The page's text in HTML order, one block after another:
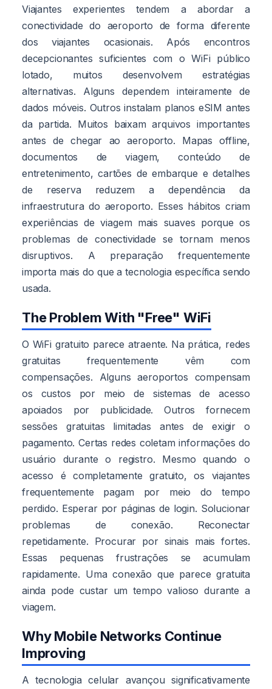
Viajantes experientes tendem a abordar a
conectividade do aeroporto de forma diferente
dos viajantes ocasionais. Após encontros
decepcionantes suficientes com o WiFi público
lotado, muitos desenvolvem estratégias
alternativas. Alguns dependem inteiramente de
dados móveis. Outros instalam planos eSIM antes
da partida. Muitos baixam arquivos importantes
antes de chegar ao aeroporto. Mapas offline,
documentos de viagem, conteúdo de
entretenimento, cartões de embarque e detalhes
de reserva reduzem a dependência da
infraestrutura do aeroporto. Esses hábitos criam
experiências de viagem mais suaves porque os
problemas de conectividade se tornam menos
disruptivos. A preparação frequentemente
importa mais do que a tecnologia específica sendo
usada.
The Problem With "Free" WiFi
O WiFi gratuito parece atraente. Na prática, redes
gratuitas frequentemente vêm com
compensações. Alguns aeroportos compensam
os custos por meio de sistemas de acesso
apoiados por publicidade. Outros fornecem
sessões gratuitas limitadas antes de exigir o
pagamento. Certas redes coletam informações do
usuário durante o registro. Mesmo quando o
acesso é completamente gratuito, os viajantes
frequentemente pagam por meio do tempo
perdido. Esperar por páginas de login. Solucionar
problemas de conexão. Reconectar
repetidamente. Procurar por sinais mais fortes.
Essas pequenas frustrações se acumulam
rapidamente. Uma conexão que parece gratuita
ainda pode custar um tempo valioso durante a
viagem.
Why Mobile Networks Continue
Improving
A tecnologia celular avançou significativamente